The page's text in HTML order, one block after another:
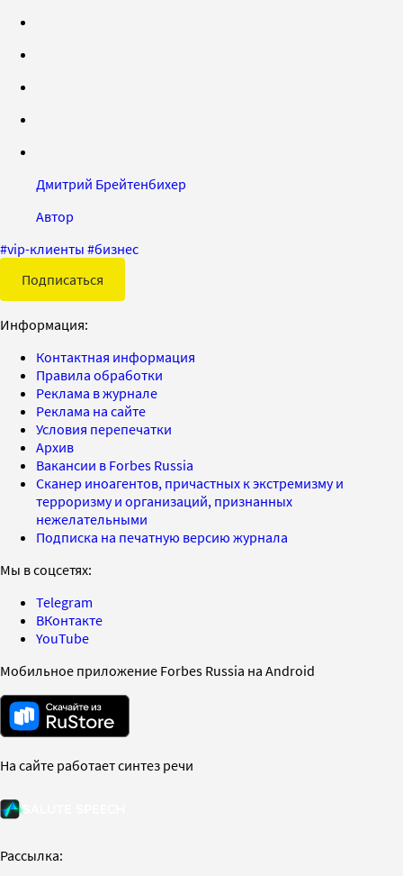
Дмитрий Брейтенбихер
Автор
#vip-клиенты #бизнес
Подписаться
Информация:
Контактная информация
Правила обработки
Реклама в журнале
Реклама на сайте
Условия перепечатки
Архив
Вакансии в Forbes Russia
Сканер иноагентов, причастных к экстремизму и
терроризму и организаций, признанных
нежелательными
Подписка на печатную версию журнала
Мы в соцсетях:
Telegram
ВКонтакте
YouTube
Мобильное приложение Forbes Russia на Android
На сайте работает синтез речи
Рассылка: